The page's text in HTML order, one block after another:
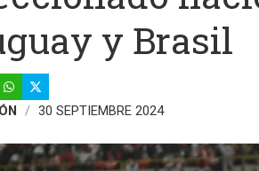
y Brasil
30 SEPTIEMBRE 2024